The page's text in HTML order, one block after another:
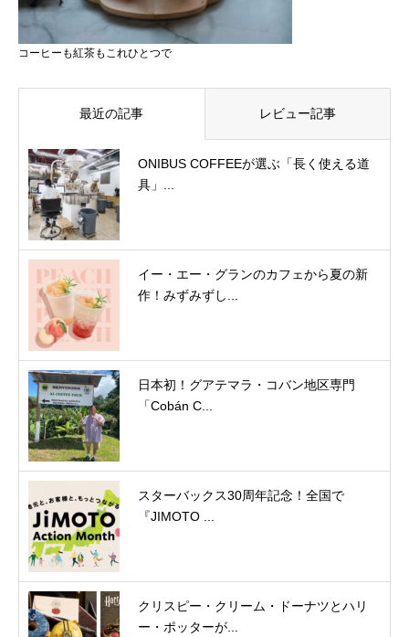
コーヒーも紅茶もこれひとつで
最近の記事 レビュー記事
ONIBUS COFFEEが選ぶ「長く使える道
具」...
イー・エー・グランのカフェから夏の新
作！みずみずし...
日本初！グアテマラ・コバン地区専門
「Cobán C...
スターバックス30周年記念！全国で
『JIMOTO ...
クリスピー・クリーム・ドーナツとハリ
ー・ポッターが...